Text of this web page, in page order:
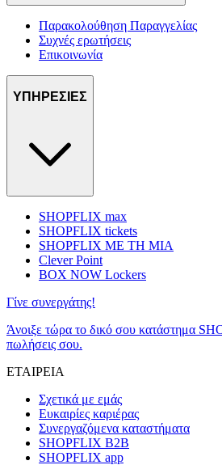
Παρακολούθηση Παραγγελίας
Συχνές ερωτήσεις
Επικοινωνία
ΥΠΗΡΕΣΙΕΣ
SHOPFLIX max
SHOPFLIX tickets
SHOPFLIX ΜΕ ΤΗ ΜΙΑ
Clever Point
BOX NOW Lockers
Γίνε συνεργάτης!
Άνοιξε τώρα το δικό σου κατάστημα
πωλήσεις σου.
ΕΤΑΙΡΕΙΑ
Σχετικά με εμάς
Ευκαιρίες καριέρας
Συνεργαζόμενα καταστήματα
SHOPFLIX B2B
SHOPFLIX app